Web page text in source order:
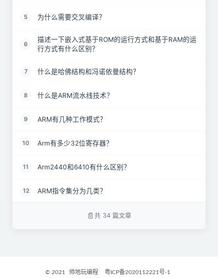
5 为什么需要交叉编译？
6
描述一下嵌入式基于ROM的运行方式和基于RAM的运
行方式有什么区别？
7 什么是哈佛结构和冯诺依曼结构？
8 什么是ARM流水线技术？
9 ARM有几种工作模式？
10 Arm有多少32位寄存器？
11 Arm2440和6410有什么区别？
12 ARM指令集分为几类？
通用寄存器包括R0～R15，可以分为具体哪三类？
式传递的？
共 34 篇文章
© 2021 帅地玩编程 粤ICP备2020112221号-1